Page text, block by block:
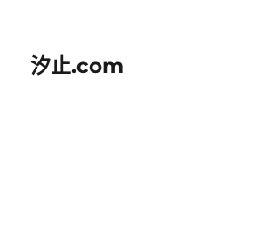
汐止.com